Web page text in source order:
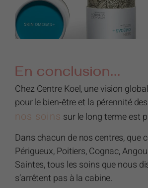
En conclusion...
Chez Centre Koel, une vision
pour le bien-être et la pérennité
nos soins sur le long terme est
Dans chacun de nos centres, que
Périgueux, Poitiers, Cognac,
Saintes, tous les soins que nous
s’arrêtent pas à la cabine.